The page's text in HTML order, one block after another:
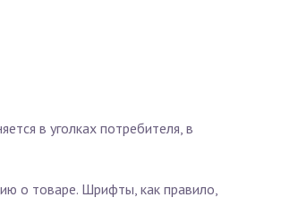
в уголках потребителя, в
о товаре. Шрифты, как правило,